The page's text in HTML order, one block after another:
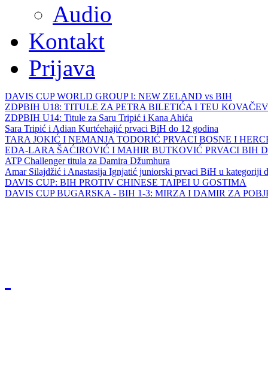
Audio
Kontakt
Prijava
DAVIS CUP WORLD GROUP I: NEW ZELAND vs BIH
ZDPBIH U18: TITULE ZA PETRA BILETIĆA I TEU
ZDPBIH U14: Titule za Saru Tripić i Kana Ahića
Sara Tripić i Adian Kurtćehajić prvaci BiH do 12 godina
TARA JOKIĆ I NEMANJA TODORIĆ PRVACI BOSNE I
EDA-LARA ŠAĆIROVIĆ I MAHIR BUTKOVIĆ PRVACI BIH
ATP Challenger titula za Damira Džumhura
Amar Silajdžić i Anastasija Ignjatić juniorski prvaci BiH u kategoriji
DAVIS CUP: BIH PROTIV CHINESE TAIPEI U GOSTIMA
DAVIS CUP BUGARSKA - BIH 1-3: MIRZA I DAMIR ZA